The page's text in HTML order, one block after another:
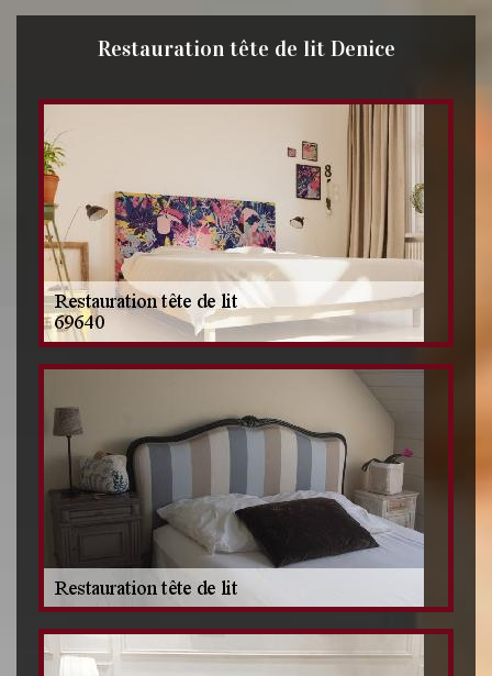
Restauration tête de lit Denice